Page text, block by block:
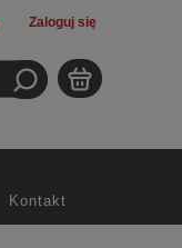
Zaloguj się
Kontakt